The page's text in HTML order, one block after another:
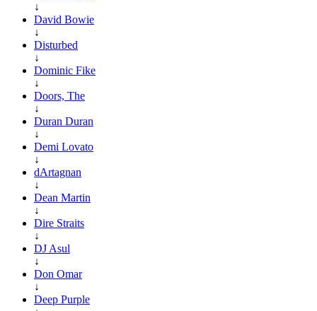
↓
David Bowie
↓
Disturbed
↓
Dominic Fike
↓
Doors, The
↓
Duran Duran
↓
Demi Lovato
↓
dArtagnan
↓
Dean Martin
↓
Dire Straits
↓
DJ Asul
↓
Don Omar
↓
Deep Purple